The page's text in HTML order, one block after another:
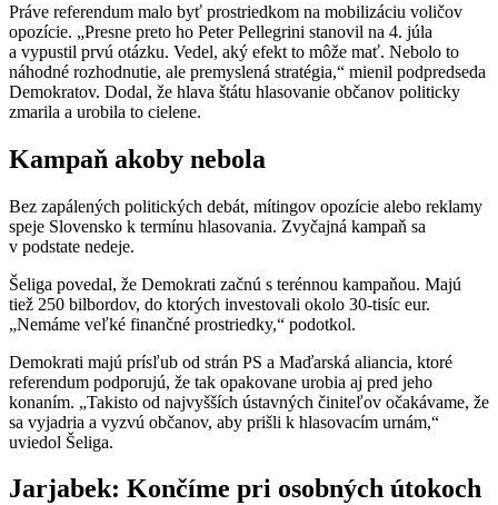
Práve referendum malo byť prostriedkom na mobilizáciu voličov
opozície. „Presne preto ho Peter Pellegrini stanovil na 4. júla
a vypustil prvú otázku. Vedel, aký efekt to môže mať. Nebolo to
náhodné rozhodnutie, ale premyslená stratégia,“ mienil podpredseda
Demokratov. Dodal, že hlava štátu hlasovanie občanov politicky
zmarila a urobila to cielene.
Kampaň akoby nebola
Bez zapálených politických debát, mítingov opozície alebo reklamy
speje Slovensko k termínu hlasovania. Zvyčajná kampaň sa
v podstate nedeje.
Šeliga povedal, že Demokrati začnú s terénnou kampaňou. Majú
tiež 250 bilbordov, do ktorých investovali okolo 30-tisíc eur.
„Nemáme veľké finančné prostriedky,“ podotkol.
Demokrati majú prísľub od strán PS a Maďarská aliancia, ktoré
referendum podporujú, že tak opakovane urobia aj pred jeho
konaním. „Takisto od najvyšších ústavných činiteľov očakávame, že
sa vyjadria a vyzvú občanov, aby prišli k hlasovacím urnám,“
uviedol Šeliga.
Jarjabek: Končíme pri osobných útokoch